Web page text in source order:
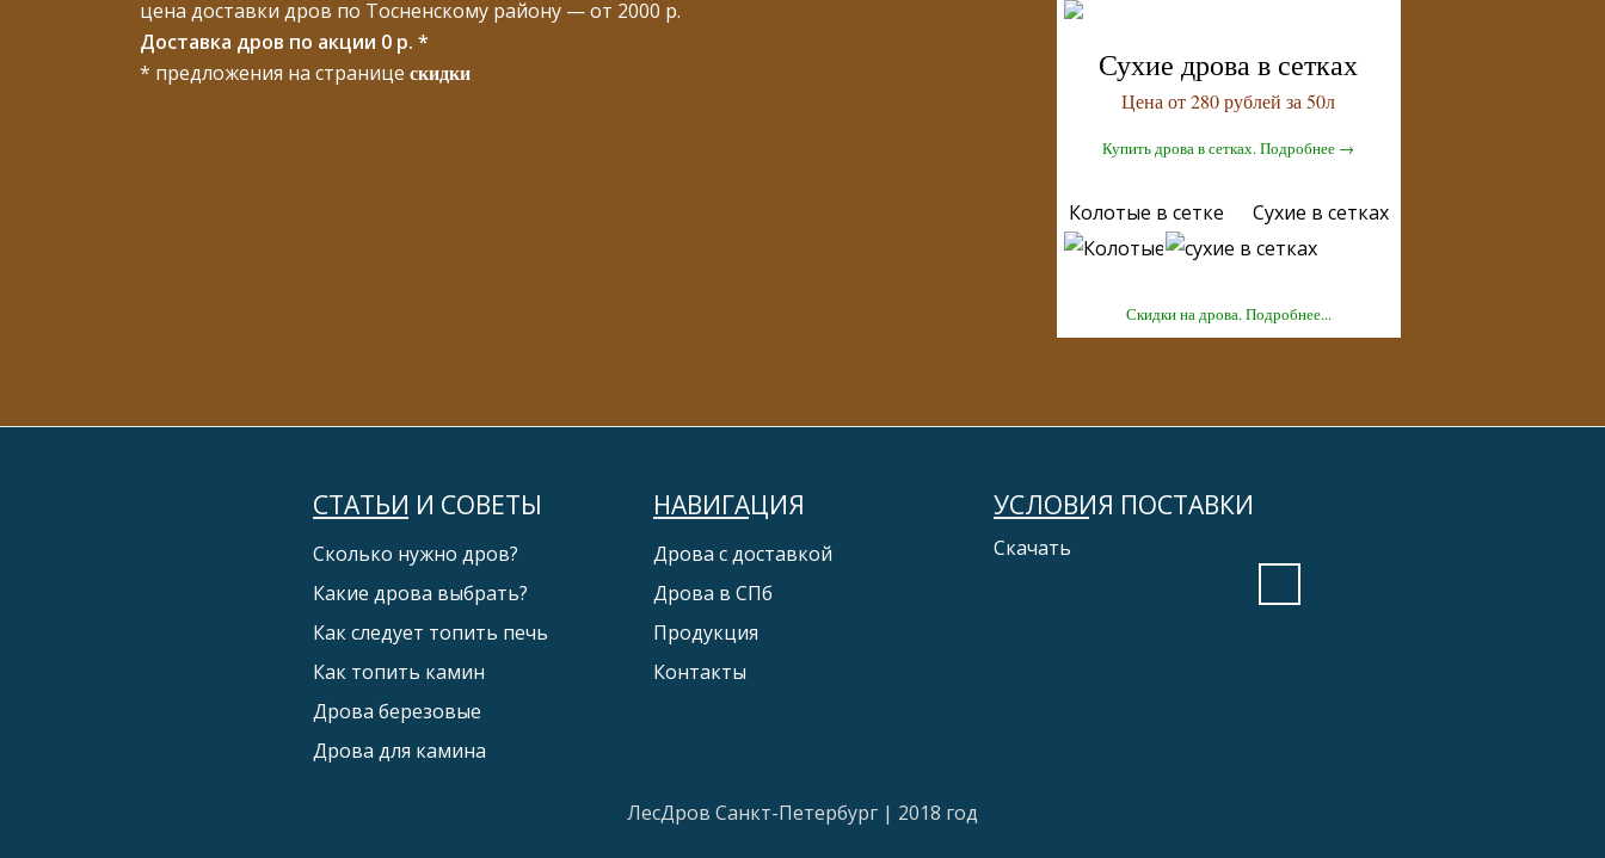
цена доставки дров по Тосненскому району — от 2000 р.
Доставка дров по акции 0 р. *
* предложения на странице скидки Сухие дрова в сетках
Цена от 280 рублей за 50л
Купить дрова в сетках. Подробнее →
Колотые в сетке Сухие в сетках
Скидки на дрова. Подробнее...
СТАТЬИ И СОВЕТЫ
Сколько нужно дров?
Какие дрова выбрать?
Как следует топить печь
Как топить камин
Дрова березовые
Дрова для камина
НАВИГАЦИЯ
Дрова с доставкой
Дрова в СПб
Продукция
Контакты
УСЛОВИЯ ПОСТАВКИ
Скачать
ЛесДров Санкт-Петербург | 2018 год